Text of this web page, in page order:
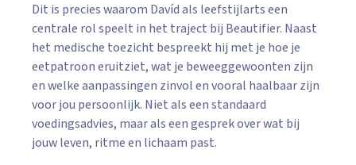
Dit is precies waarom Davíd als leefstijlarts een
centrale rol speelt in het traject bij Beautifier. Naast
het medische toezicht bespreekt hij met je hoe je
eetpatroon eruitziet, wat je beweeggewoonten zijn
en welke aanpassingen zinvol en vooral haalbaar zijn
voor jou persoonlijk. Niet als een standaard
voedingsadvies, maar als een gesprek over wat bij
jouw leven, ritme en lichaam past.